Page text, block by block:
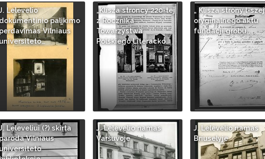
Lelevelio
dokumentinio palikimo
perdavimas Vilniaus
universiteto…
„Klisza stroncy 220-tej
z Rocznika
Towarzystwa
Polskiego Literacko…
„ Klisza strony l-szej
oryginalnego aktu
fundacji grobu…
Leleveliui (?) skirta
paroda Vilniaus
universiteto
J. Lelevelio namas
Varšuvoje
J. Lelevelio namas
Briuselyje